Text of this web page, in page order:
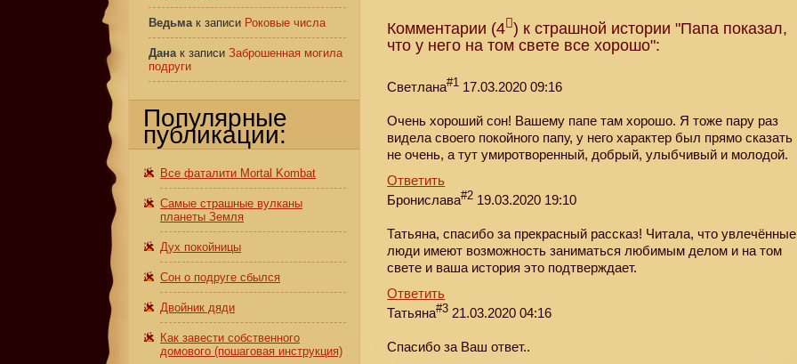
Комментарии (4 ) к страшной истории "Папа показал,
что у него на том свете все хорошо":
Светлана#1 17.03.2020 09:16
Очень хороший сон! Вашему папе там хорошо. Я тоже пару раз
видела своего покойного папу, у него характер был прямо сказать
не очень, а тут умиротворенный, добрый, улыбчивый и молодой.
Ответить
Бронислава#2 19.03.2020 19:10
Татьяна, спасибо за прекрасный рассказ! Читала, что увлечённые
люди имеют возможность заниматься любимым делом и на том
свете и ваша история это подтверждает.
Ответить
Татьяна#3 21.03.2020 04:16
Спасибо за Ваш ответ..
Ведьмак записи Роковые числа
Данак записи Заброшенная могила
подруги
Популярные
публикации:
Все фаталити Mortal Kombat
Самые страшные вулканы
планеты Земля
Дух покойницы
Сон о подруге сбылся
Двойник дяди
Как завести собственного
домового (пошаговая инструкция)